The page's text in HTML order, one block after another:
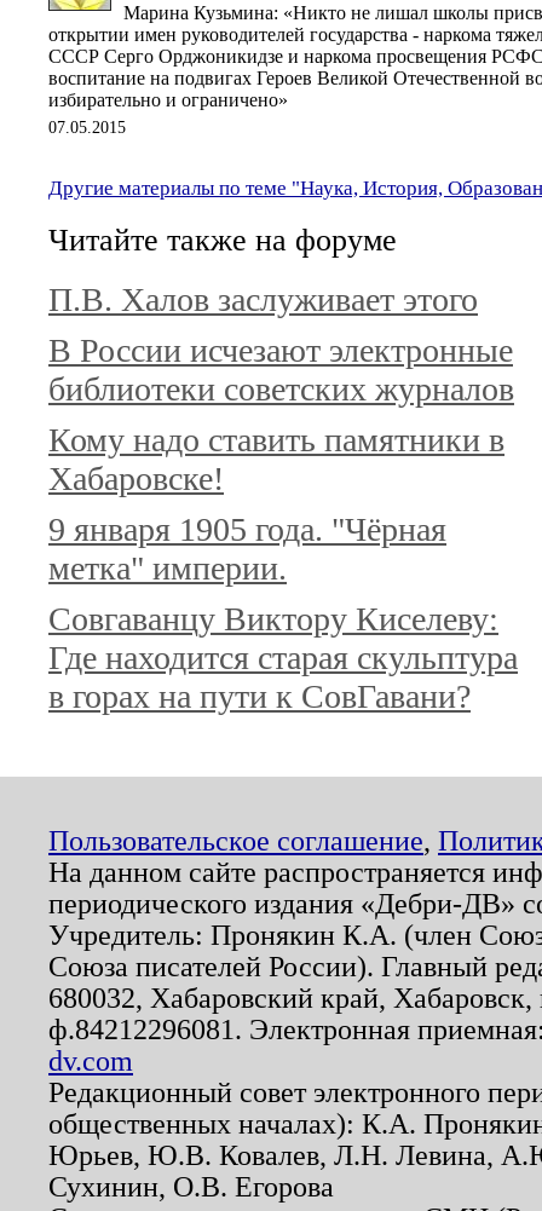
Марина Кузьмина: «Никто не лишал школы
открытии имен руководителей государства - наркома
СССР Серго Орджоникидзе и наркома просвещения
воспитание на подвигах Героев Великой Отечественной
избирательно и ограничено»
07.05.2015
Другие материалы по теме "Наука, История,
Читайте также на форуме
П.В. Халов заслуживает этого
В России исчезают электронные
библиотеки советских журналов
Кому надо ставить памятники в
Хабаровске!
9 января 1905 года. "Чёрная
метка" империи.
Совгаванцу Виктору Киселеву:
Где находится старая скульптура
в горах на пути к СовГавани?
Пользовательское соглашение,
На данном сайте распространяется
периодического издания «Дебри-ДВ»
Учредитель: Пронякин К.А. (член
Союза писателей России). Главный
680032, Хабаровский край,
ф.84212296081. Электронная
dv.com
Редакционный совет электронного
общественных началах): К.А.
Юрьев, Ю.В. Ковалев, Л.Н. Левина,
Сухинин, О.В. Егорова